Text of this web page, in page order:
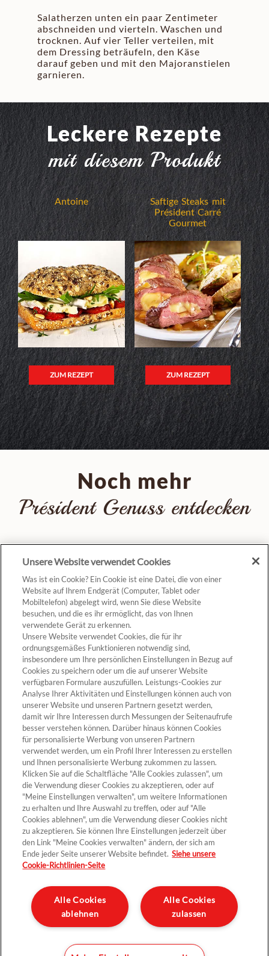
Salatherzen unten ein paar Zentimeter
abschneiden und vierteln. Waschen und
trocknen. Auf vier Teller verteilen, mit
dem Dressing beträufeln, den Käse
darauf geben und mit den Majoranstielen
garnieren.
Leckere Rezepte
mit diesem Produkt
Antoine
ZUM REZEPT
Saftige Steaks mit
Président Carré
Gourmet
ZUM REZEPT
Noch mehr
Président Genuss entdecken
ZUM PRODUKT ZUM PRODUKT
Cookie-Einstellungen
Kontakt >
Datenschutz
Impressum und rechtliche Hinweise
Sitemap
Unternehmen
Unsere Website verwendet Cookies
Was ist ein Cookie? Ein Cookie ist eine Datei, die von einer
Website auf Ihrem Endgerät (Computer, Tablet oder
Mobiltelefon) abgelegt wird, wenn Sie diese Website
besuchen, und die es ihr ermöglicht, das von Ihnen
verwendete Gerät zu erkennen.
Unsere Website verwendet Cookies, die für ihr
ordnungsgemäßes Funktionieren notwendig sind,
insbesondere um Ihre persönlichen Einstellungen in Bezug auf
Cookies zu speichern oder um die auf unserer Website
verfügbaren Formulare auszufüllen. Leistungs-Cookies zur
Analyse Ihrer Aktivitäten und Einstellungen können auch von
unserer Website und unseren Partnern gesetzt werden,
damit wir Ihre Interessen durch Messungen der Seitenaufrufe
besser verstehen können. Darüber hinaus können Cookies
für personalisierte Werbung von unseren Partnern
verwendet werden, um ein Profil Ihrer Interessen zu erstellen
und Ihnen personalisierte Werbung zukommen zu lassen.
Klicken Sie auf die Schaltfläche "Alle Cookies zulassen", um
die Verwendung dieser Cookies zu akzeptieren, oder auf
"Meine Einstellungen verwalten", um weitere Informationen
zu erhalten und Ihre Auswahl zu treffen, oder auf "Alle
Cookies ablehnen", um die Verwendung dieser Cookies nicht
zu akzeptieren. Sie können Ihre Einstellungen jederzeit über
den Link "Meine Cookies verwalten" ändern, der sich am
Ende jeder Seite unserer Website befindet. Siehe unsere
Cookie-Richtlinien-Seite
Alle Cookies
zulassen
Alle Cookies
ablehnen